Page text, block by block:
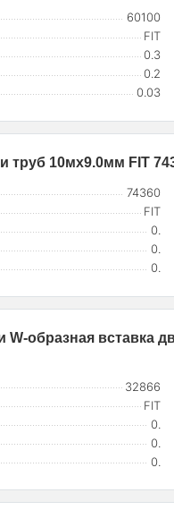
60100
FIT
0.3
0.2
0.03
труб 10мх9.0мм FIT
74360
FIT
0.
0.
0.
образная вставка
32866
FIT
0.
0.
0.